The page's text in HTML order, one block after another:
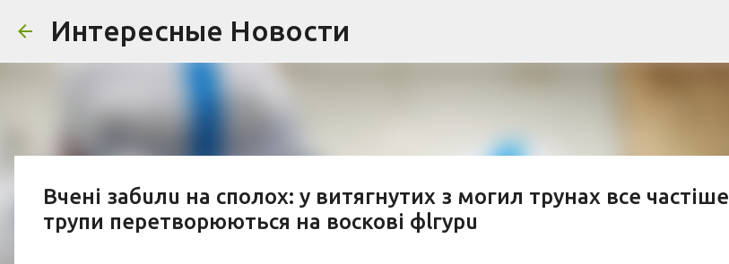
Интересные Новости
Вчені забuлu на сполох: у витягнутих з могил трунаx все частіше
трупи перетворюються на воскові фlгурu